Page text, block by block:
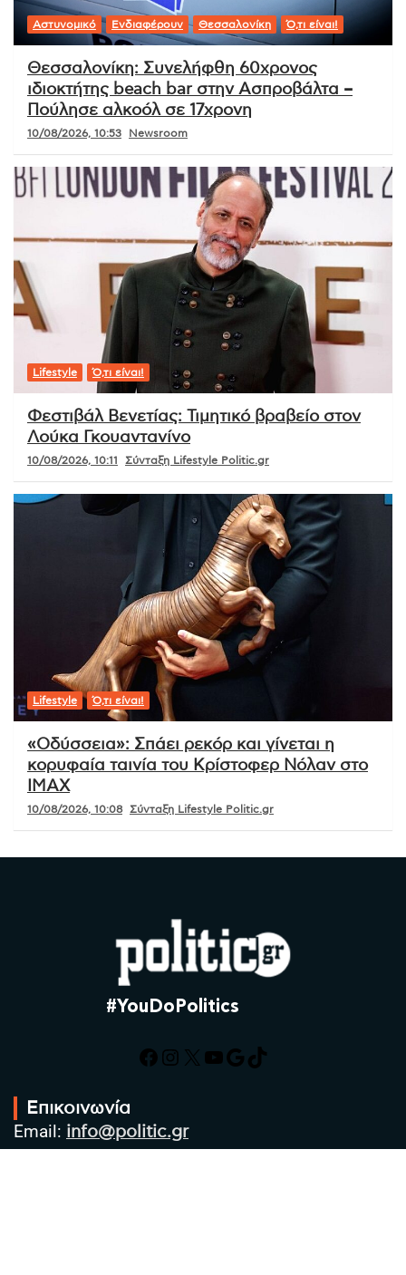
Αστυνομικό Ενδιαφέρουν Θεσσαλονίκη Ό,τι είναι!
Θεσσαλονίκη: Συνελήφθη 60χρονος
ιδιοκτήτης beach bar στην Ασπροβάλτα –
Πούλησε αλκοόλ σε 17χρονη
10/08/2026, 10:53 Newsroom
Lifestyle Ό,τι είναι!
Φεστιβάλ Βενετίας: Τιμητικό βραβείο στον
Λούκα Γκουαντανίνο
10/08/2026, 10:11 Σύνταξη Lifestyle Politic.gr
Lifestyle Ό,τι είναι!
«Οδύσσεια»: Σπάει ρεκόρ και γίνεται η
κορυφαία ταινία του Κρίστοφερ Νόλαν στο
IMAX
10/08/2026, 10:08 Σύνταξη Lifestyle Politic.gr
#YouDoPolitics
Facebook
Instagram
X YouTube
Google
TikTok
Επικοινωνία
Email: info@politic.gr
Τηλ: